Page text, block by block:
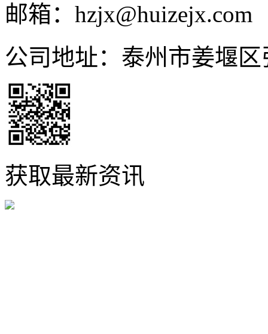
邮箱：hzjx@huizejx.com
公司地址：泰州市姜堰
获取最新资讯